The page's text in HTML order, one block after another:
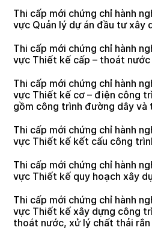
Thi cấp mới chứng chỉ hành
vực Quản lý dự án đầu tư xây
Thi cấp mới chứng chỉ hành
vực Thiết kế cấp – thoát
Thi cấp mới chứng chỉ hành
vực Thiết kế cơ – điện công
gồm công trình đường dây và
Thi cấp mới chứng chỉ hành
vực Thiết kế kết cấu công
Thi cấp mới chứng chỉ hành
vực Thiết kế quy hoạch xây
Thi cấp mới chứng chỉ hành
vực Thiết kế xây dựng công
thoát nước, xử lý chất thải rắn